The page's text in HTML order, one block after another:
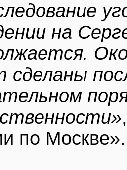
на
сделаны
по Москве».